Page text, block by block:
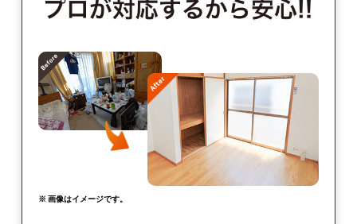
※ 画像はイメージです。